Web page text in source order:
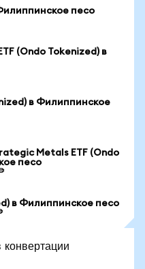
песо
(Ondo Tokenized) в
в Филиппинское
Metals ETF (Ondo
песо
в Филиппинское песо